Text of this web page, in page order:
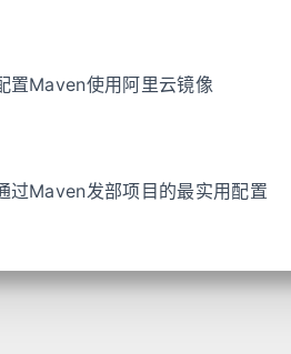
置Maven使用阿里云镜像
过Maven发部项目的最实用配置